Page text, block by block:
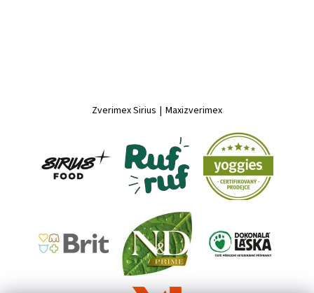
Zverimex Sirius | Maxizverimex